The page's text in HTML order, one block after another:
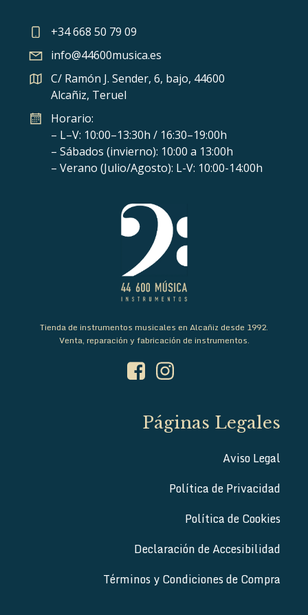
+34 668 50 79 09
info@44600musica.es
C/ Ramón J. Sender, 6, bajo, 44600
Alcañiz, Teruel
Horario:
– L–V: 10:00–13:30h / 16:30–19:00h
– Sábados (invierno): 10:00 a 13:00h
– Verano (Julio/Agosto): L-V: 10:00-14:00h
Tienda de instrumentos musicales en Alcañiz desde 1992.
Venta, reparación y fabricación de instrumentos.
Páginas Legales
Aviso Legal
Política de Privacidad
Política de Cookies
Declaración de Accesibilidad
Términos y Condiciones de Compra